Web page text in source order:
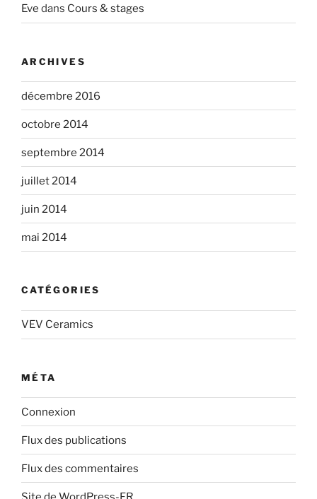
Eve dans Cours & stages
ARCHIVES
décembre 2016
octobre 2014
septembre 2014
juillet 2014
juin 2014
mai 2014
CATÉGORIES
VEV Ceramics
MÉTA
Connexion
Flux des publications
Flux des commentaires